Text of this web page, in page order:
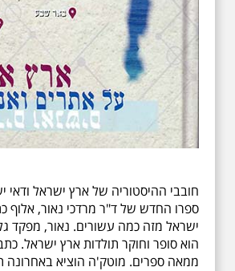
חובבי ההיסטוריה של ארץ ישראל ודאי
ספרו החדש של ד"ר מרדכי נאור, אלוף
ישראל מזה כמה עשורים. נאור, מפקד
הוא סופר וחוקר תולדות ארץ ישראל.
ממאה ספרים. מוטק'ה הוציא באחרונה